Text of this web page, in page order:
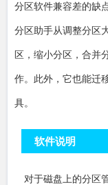
分区软件兼容差的缺
分区助手从调整分区
区，缩小分区，合并
作。此外，它也能迁
具。
软件说明
对于磁盘上的分区